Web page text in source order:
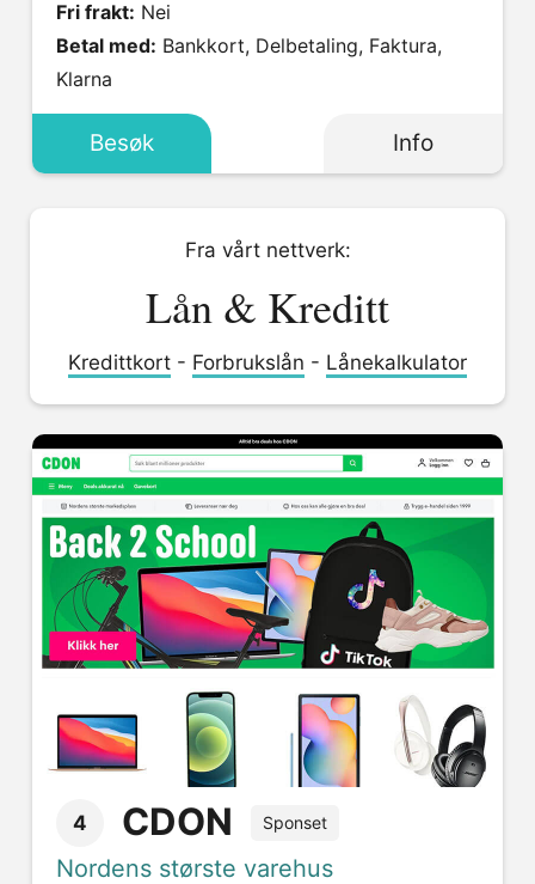
Fri frakt: Nei
Betal med:
Klarna
Besøk Info
Fra vårt nettverk:
Lån & Kreditt
Kredittkort - Forbrukslån - Lånekalkulator
4 CDON Sponset
Nordens største varehus